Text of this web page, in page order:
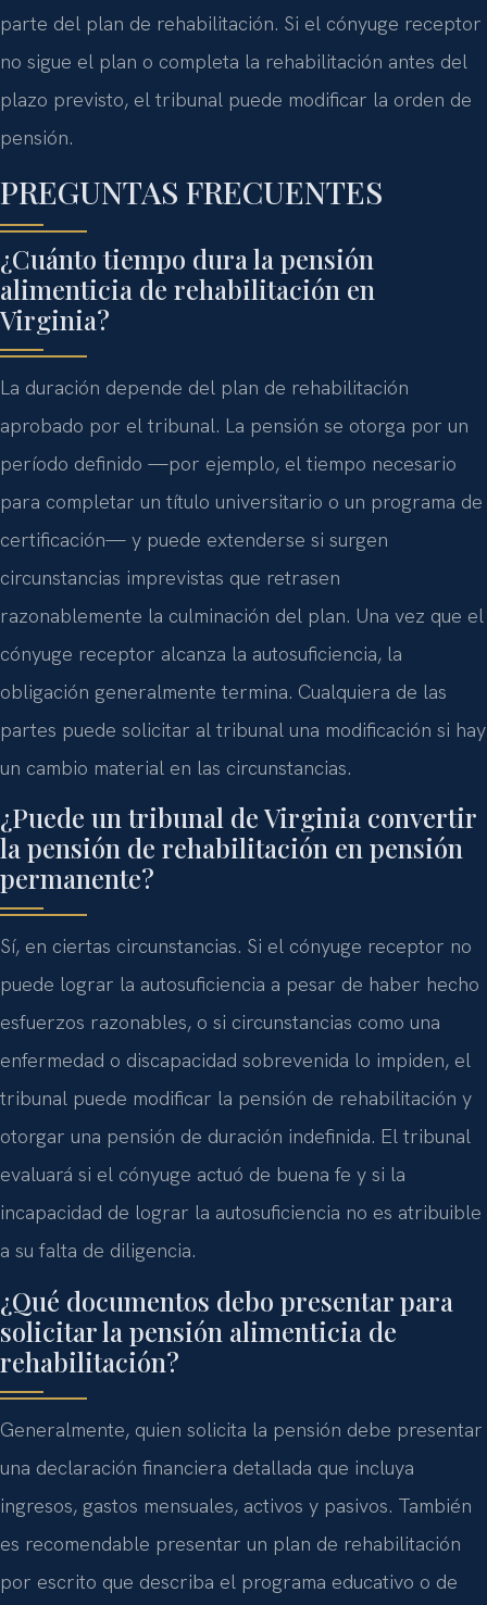
parte del plan de rehabilitación. Si el cónyuge receptor
no sigue el plan o completa la rehabilitación antes del
plazo previsto, el tribunal puede modificar la orden de
pensión.
PREGUNTAS FRECUENTES
¿Cuánto tiempo dura la pensión
alimenticia de rehabilitación en
Virginia?
La duración depende del plan de rehabilitación
aprobado por el tribunal. La pensión se otorga por un
período definido —por ejemplo, el tiempo necesario
para completar un título universitario o un programa de
certificación— y puede extenderse si surgen
circunstancias imprevistas que retrasen
razonablemente la culminación del plan. Una vez que el
cónyuge receptor alcanza la autosuficiencia, la
obligación generalmente termina. Cualquiera de las
partes puede solicitar al tribunal una modificación si hay
un cambio material en las circunstancias.
¿Puede un tribunal de Virginia convertir
la pensión de rehabilitación en pensión
permanente?
Sí, en ciertas circunstancias. Si el cónyuge receptor no
puede lograr la autosuficiencia a pesar de haber hecho
esfuerzos razonables, o si circunstancias como una
enfermedad o discapacidad sobrevenida lo impiden, el
tribunal puede modificar la pensión de rehabilitación y
otorgar una pensión de duración indefinida. El tribunal
evaluará si el cónyuge actuó de buena fe y si la
incapacidad de lograr la autosuficiencia no es atribuible
a su falta de diligencia.
¿Qué documentos debo presentar para
solicitar la pensión alimenticia de
rehabilitación?
Generalmente, quien solicita la pensión debe presentar
una declaración financiera detallada que incluya
ingresos, gastos mensuales, activos y pasivos. También
es recomendable presentar un plan de rehabilitación
por escrito que describa el programa educativo o de